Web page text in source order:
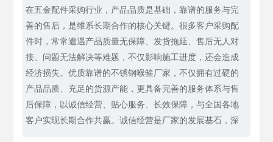
在五金配件采购行业，产品品质是基础，靠谱的服务与完
善的售后，是维系长期合作的核心关键。很多客户采购配
件时，常常遭遇产品质量无保障、发货拖延、售后无人对
接、问题无法解决等难题，不仅影响施工进度，还会造成
经济损失。优质靠谱的不锈钢喉箍厂家，不仅拥有过硬的
产品品质、充足的货源产能，更具备完善的服务体系与售
后保障，以诚信经营、贴心服务、长效保障，与全国各地
客户实现长期合作共赢。诚信经营是厂家的发展基石，深